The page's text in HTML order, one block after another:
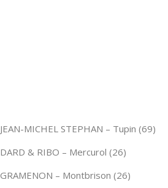
JEAN-MICHEL STEPHAN – Tupin (69)
DARD & RIBO – Mercurol (26)
GRAMENON – Montbrison (26)